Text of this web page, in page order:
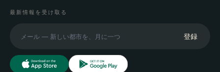
最新情報を受け取る
登録